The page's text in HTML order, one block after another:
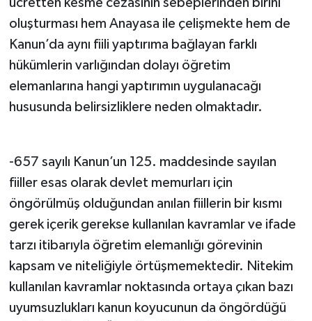
ücretten kesme cezasının sebeplerinden birini
oluşturması hem Anayasa ile çelişmekte hem de
Kanun’da aynı fiili yaptırıma bağlayan farklı
hükümlerin varlığından dolayı öğretim
elemanlarına hangi yaptırımın uygulanacağı
hususunda belirsizliklere neden olmaktadır.
-657 sayılı Kanun’un 125. maddesinde sayılan
fiiller esas olarak devlet memurları için
öngörülmüş olduğundan anılan fiillerin bir kısmı
gerek içerik gerekse kullanılan kavramlar ve ifade
tarzı itibarıyla öğretim elemanlığı görevinin
kapsam ve niteliğiyle örtüşmemektedir. Nitekim
kullanılan kavramlar noktasında ortaya çıkan bazı
uyumsuzlukları kanun koyucunun da öngördüğü